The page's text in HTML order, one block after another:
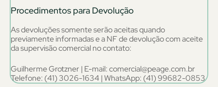
Procedimentos para Devolução
As devoluções somente serão aceitas quando
previamente informadas e a NF de devolução com aceite
da supervisão comercial no contato:
Guilherme Grotzner | E-mail: comercial@peage.com.br
Telefone: (41) 3026-1634 | WhatsApp: (41) 99682-0853